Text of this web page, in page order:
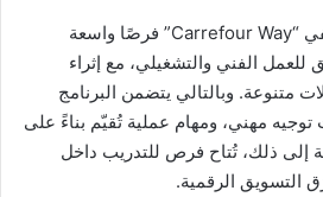
يقدم برنامج التدريب الصيفي “Carrefour Way” فرصًا واسعة
الفني والتشغيلي، مع إثراء
متنوعة. وبالتالي يتضمن البرنامج
مهني، ومهام عملية تُقيّم بناءً على
إلى ذلك، تُتاح فرص للتدريب داخل
التسويق الرقمية.